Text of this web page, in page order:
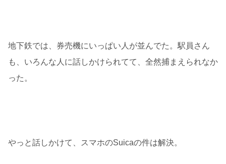
地下鉄では、券売機にいっぱい人が並んでた。駅員さん
も、いろんな人に話しかけられてて、全然捕まえられなか
った。
やっと話しかけて、スマホのSuicaの件は解決。